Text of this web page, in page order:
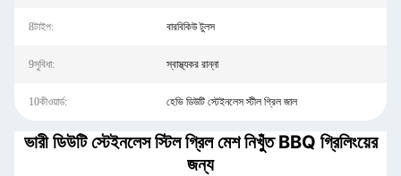
8টাইপ: বারবিকিউ টুলস
9সুবিধা: স্বাস্থ্যকর রান্না
10কীওয়ার্ড: হেভি ডিউটি ​​স্টেইনলেস স্টীল গ্রিল জাল
ভারী ডিউটি ​​স্টেইনলেস স্টিল গ্রিল মেশ নিখুঁত BBQ গ্রিলিংয়ের
জন্য